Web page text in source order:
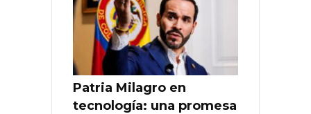
Patria Milagro en
tecnología: una promesa